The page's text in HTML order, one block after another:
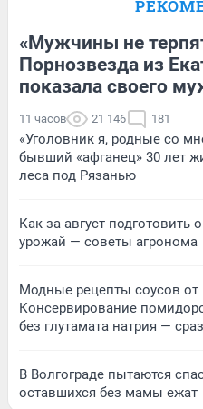
«Мужчины не
Порнозвезда из
показала своего
11 часов 21 146 181
«Уголовник я, родные со
бывший «афганец» 30 лет
леса под Рязанью
Как за август подготовить
урожай — советы агронома
Модные рецепты соусов от
Консервирование
без глутамата натрия —
В Волгограде пытаются
оставшихся без мамы ежат